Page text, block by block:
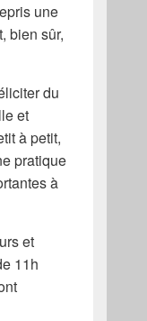
une
bien sûr,
du
et
à petit,
pratique
à
et
11h